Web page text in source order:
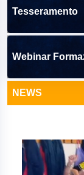
Tesseramento
Webinar
NEWS